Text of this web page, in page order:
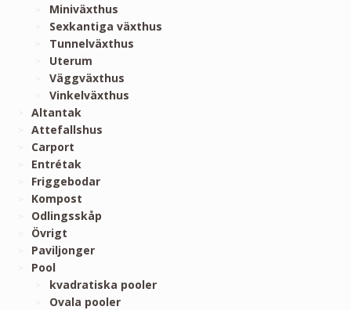
Miniväxthus
Sexkantiga växthus
Tunnelväxthus
Uterum
Väggväxthus
Vinkelväxthus
Altantak
Attefallshus
Carport
Entrétak
Friggebodar
Kompost
Odlingsskåp
Övrigt
Paviljonger
Pool
kvadratiska pooler
Ovala pooler